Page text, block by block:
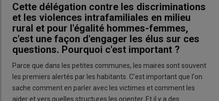
Cette délégation contre les discriminations
et les violences intrafamiliales en milieu
rural et pour l'égalité hommes-femmes,
c'est une façon d'engager les élus sur ces
questions. Pourquoi c'est important ?
Parce que dans les petites communes, les maires sont souvent
les premiers alertés par les habitants. C'est important que l'on
sache comment en parler avec les victimes et comment les
aider et vers quelles structures les orienter. Et il y a des